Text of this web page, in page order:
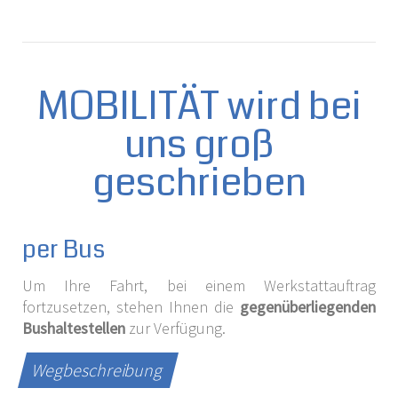
MOBILITÄT wird bei
uns groß
geschrieben
per Bus
Um Ihre Fahrt, bei einem Werkstattauftrag
fortzusetzen, stehen Ihnen die gegenüber­liegenden
Bus­halte­stellen zur Verfügung.
Wegbeschreibung